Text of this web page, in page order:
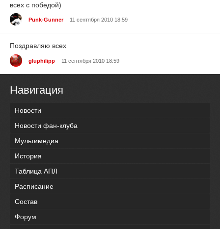
всех с победой)
Punk-Gunner 11 сентября 2010 18:59
Поздравляю всех
gluphilipp 11 сентября 2010 18:59
Навигация
Новости
Новости фан-клуба
Мультимедиа
История
Таблица АПЛ
Расписание
Состав
Форум